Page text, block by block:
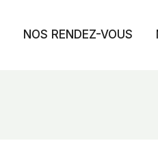
NOS RENDEZ-VOUS